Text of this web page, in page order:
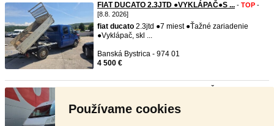
Používame cookies
FIAT DUCATO 2.3JTD ●VYKLÁPAČ●S ... - TOP -
[8.8. 2026]
fiat ducato 2.3jtd ●7 miest ●Ťažné zariadenie
●Vyklápač, skl ...
Banská Bystrica - 974 01
4 500 €
fiat ducato 2.3jtd ●88kw ●6 miest ●Ťažné